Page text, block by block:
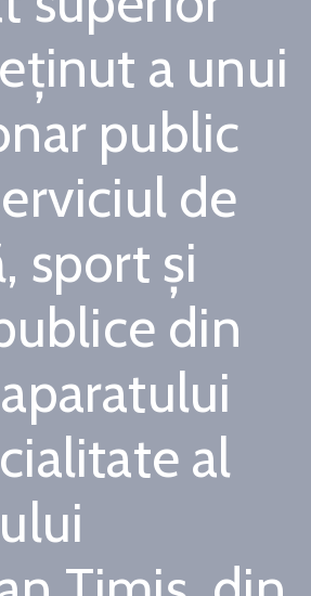
a unui
public
de
sport și
din
al